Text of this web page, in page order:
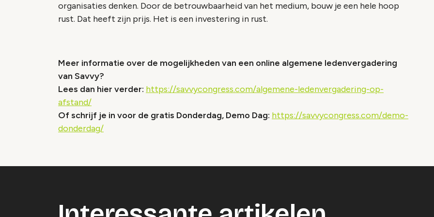
organisaties denken. Door de betrouwbaarheid van het medium, bouw je een hele hoop
rust. Dat heeft zijn prijs. Het is een investering in rust.
Meer informatie over de mogelijkheden van een online algemene ledenvergadering
van Savvy?
Lees dan hier verder: https://savvycongress.com/algemene-ledenvergadering-op-
afstand/
Of schrijf je in voor de gratis Donderdag, Demo Dag: https://savvycongress.com/demo-
donderdag/